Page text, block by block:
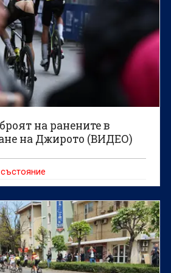
на ранените в
на Джирото (ВИДЕО)